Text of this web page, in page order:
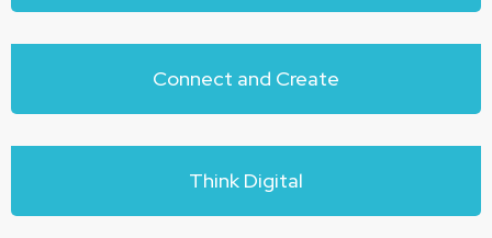
Connect and Create
Think Digital